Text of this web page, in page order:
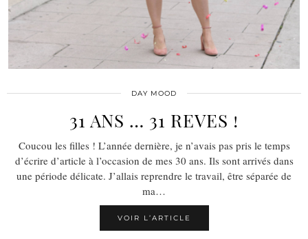
DAY MOOD
31 ANS … 31 REVES !
Coucou les filles ! L’année dernière, je n’avais pas pris le temps
d’écrire d’article à l’occasion de mes 30 ans. Ils sont arrivés dans
une période délicate. J’allais reprendre le travail, être séparée de
ma…
VOIR L’ARTICLE